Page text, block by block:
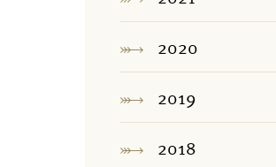
2020
2019
2018